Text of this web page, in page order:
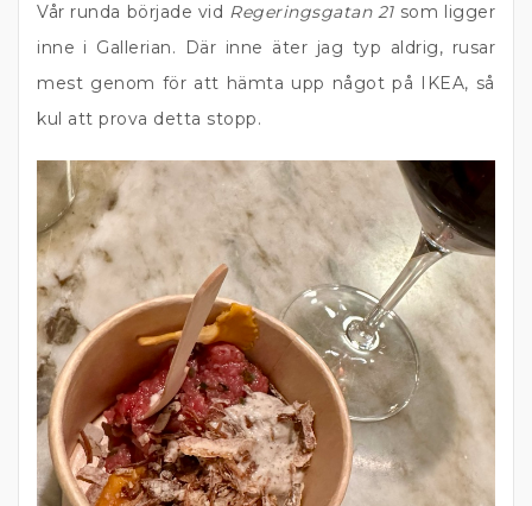
Vår runda började vid Regeringsgatan 21som ligger
inne i Gallerian. Där inne äter jag typ aldrig, rusar
mest genom för att hämta upp något på IKEA, så
kul att prova detta stopp.